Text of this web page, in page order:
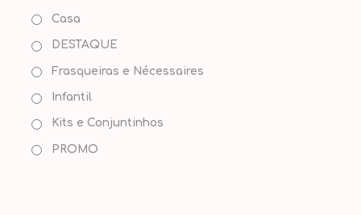
Casa
DESTAQUE
Frasqueiras e Nécessaires
Infantil
Kits e Conjuntinhos
PROMO